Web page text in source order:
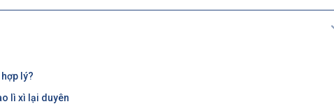
lý?
lì xì lại duyên